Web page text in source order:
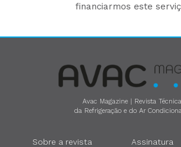
financiarmos este
Avac Magazine | Revista Técnica
da Refrigeração e do Ar
Sobre a revista
Assinatura